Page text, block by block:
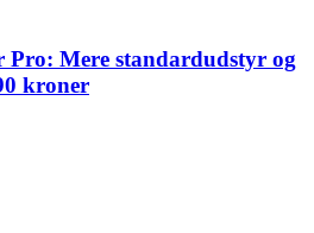
Mere standardudstyr og
kroner